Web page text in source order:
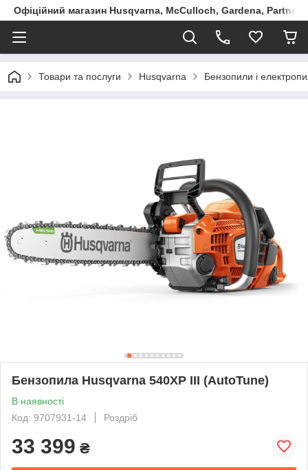
Офіційний магазин Husqvarna, McCulloch, Gardena, Partner
Товари та послуги Husqvarna Бензопили і
Бензопила Husqvarna 540XP III (AutoTune)
В наявності
Код: 9707931-14
Роздріб
33 399 ₴